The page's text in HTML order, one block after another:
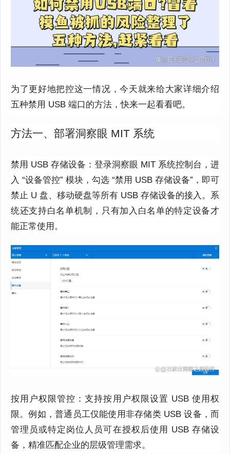
为了更好地把控这一情况，今天就来给大家详细介绍
五种禁用 USB 端口的方法，快来一起看看吧。
方法一、部署洞察眼 MIT 系统
禁用 USB 存储设备：登录洞察眼 MIT 系统控制台，进
入 “设备管控” 模块，勾选 “禁用 USB 存储设备”，即可
禁止 U 盘、移动硬盘等所有 USB 存储设备的接入。系
统还支持白名单机制，只有加入白名单的特定设备才
能正常使用。
按用户权限管控：支持按用户权限设置 USB 使用权
限。例如，普通员工仅能使用非存储类 USB 设备，而
管理员或特定岗位人员可在授权后使用 USB 存储设
备，精准匹配企业的层级管理需求。